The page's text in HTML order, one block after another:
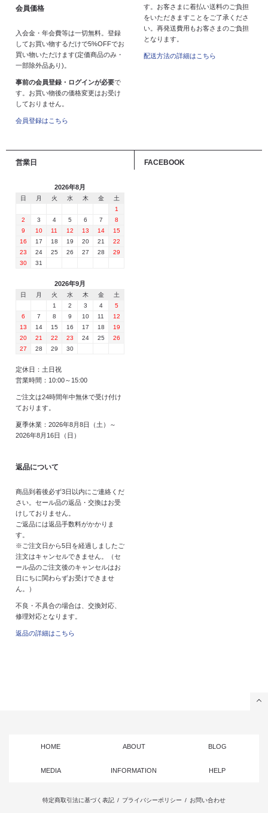
会員価格
入会金・年会費等は一切無料。登録
してお買い物するだけで5%OFFでお
買い物いただけます(定価商品のみ・
一部除外品あり)。
事前の会員登録・ログインが必要で
す。お買い物後の価格変更はお受け
しておりません。
会員登録はこちら
す。お客さまに着払い送料のご負担
をいただきますことをご了承くださ
い。再発送費用もお客さまのご負担
となります。
配送方法の詳細はこちら
営業日
2026年8月
日 月 火 水 木 金
土
1
2
3 4 5 6 7
8
9
10 11 12 13 14
15
16
17 18 19 20 21
22
23
24 25 26 27 28
29
30
31
2026年9月
日 月 火 水 木 金
土
1
2 3 4
5
6
7 8 9 10 11
12
13
14 15 16 17 18
19
20
21 22 23 24 25
26
27
28 29 30
定休日：土日祝
営業時間：10:00～15:00
ご注文は24時間年中無休で受け付け
ております。
夏季休業：2026年8月8日（土）～
2026年8月16日（日）
返品について
商品到着後必ず3日以内にご連絡くだ
さい。セール品の返品・交換はお受
けしておりません。
ご返品には返品手数料がかかりま
す。
※ご注文日から5日を経過しましたご
注文はキャンセルできません。（セ
ール品のご注文後のキャンセルはお
日にちに関わらずお受けできませ
ん。）
不良・不具合の場合は、交換対応、
修理対応となります。
返品の詳細はこちら
FACEBOOK
HOME ABOUT BLOG
MEDIA INFORMATION HELP
特定商取引法に基づく表記 / プライバシーポリシー / お問い合わせ